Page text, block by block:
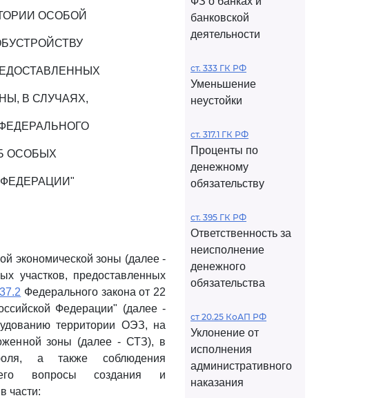
ОСОБОЙ
В СЛУЧАЯХ,
ОСОБЫХ
экономической зоны (далее -
участков, предоставленных
Федерального закона от 22
Федерации" (далее -
территории ОЭЗ, на
зоны (далее - СТЗ), в
а также соблюдения
вопросы создания и
части:
банковской
деятельности
ст. 333 ГК РФ
Уменьшение
неустойки
ст. 317.1 ГК РФ
Проценты по
денежному
обязательству
ст. 395 ГК РФ
Ответственность за
неисполнение
денежного
обязательства
ст 20.25 КоАП РФ
Уклонение от
исполнения
административного
наказания